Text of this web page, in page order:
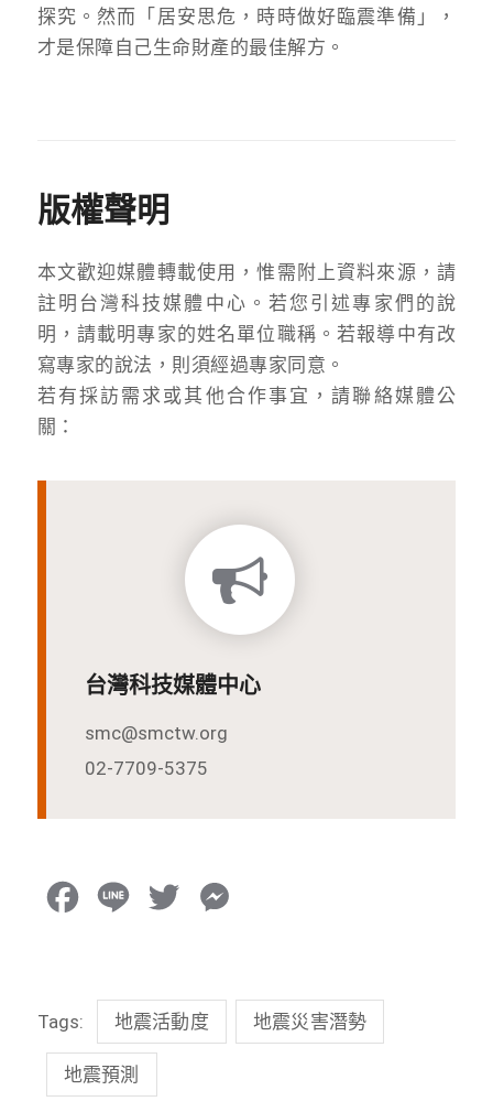
探究。然而「居安思危，時時做好臨震準備」，
才是保障自己生命財產的最佳解方。
版權聲明
本文歡迎媒體轉載使用，惟需附上資料來源，請
註明台灣科技媒體中心。若您引述專家們的說
明，請載明專家的姓名單位職稱。若報導中有改
寫專家的說法，則須經過專家同意。
若有採訪需求或其他合作事宜，請聯絡媒體公
關：
台灣科技媒體中心
smc@smctw.org
02-7709-5375
b
e
t
Tags: 地震活動度 地震災害潛勢
地震預測